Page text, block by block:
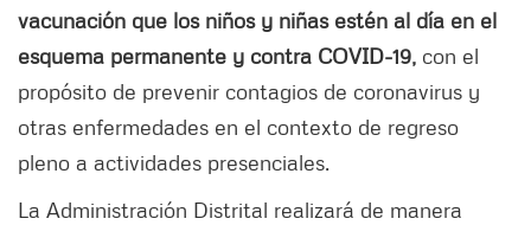
vacunación que los niños y niñas estén al día en el
esquema permanente y contra COVID-19, con el
propósito de prevenir contagios de coronavirus y
otras enfermedades en el contexto de regreso
pleno a actividades presenciales.
La Administración Distrital realizará de manera